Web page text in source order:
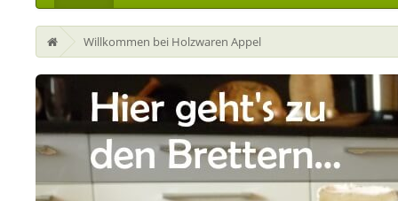
Willkommen bei Holzwaren Appel